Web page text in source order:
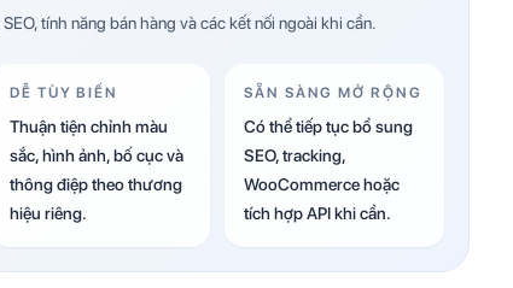
tính năng bán hàng và các kết nối ngoài khi cần.
DỄ TÙY BIẾN
Thuận tiện chỉnh màu
sắc, hình ảnh, bố cục và
thông điệp theo thương
hiệu riêng.
SẴN SÀNG MỞ RỘNG
Có thể tiếp tục bổ sung
SEO, tracking,
WooCommerce hoặc
tích hợp API khi cần.